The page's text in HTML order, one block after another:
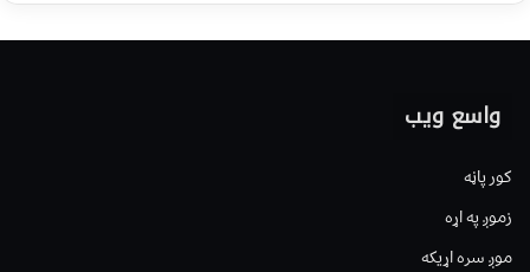
واسع ویب
کور پاڼه
زموږ په اړه
موږ سره اړیکه